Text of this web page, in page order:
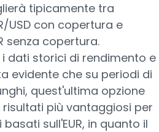
tipicamente tra
USD con copertura e
senza copertura.
i dati storici di rendimento e
evidente che su periodi di
quest'ultima opzione
più vantaggiosi per
sull'EUR, in quanto il